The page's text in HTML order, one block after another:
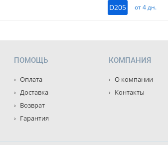
D205 от 4 дн.
ПОМОЩЬ
Оплата
Доставка
Возврат
Гарантия
КОМПАНИЯ
О компании
Контакты